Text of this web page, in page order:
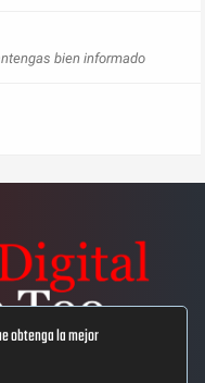
obtenga la mejor
bien informado